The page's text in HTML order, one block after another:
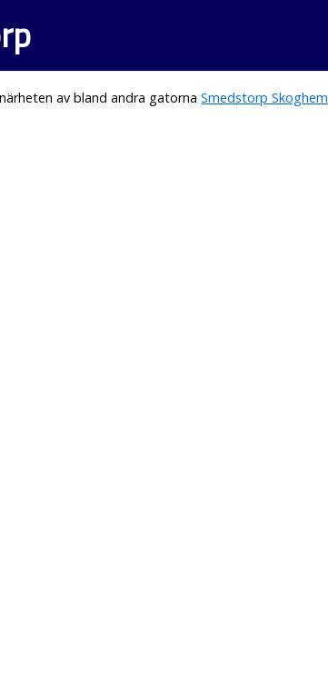
av bland andra gatornaSmedstorp Skoghem